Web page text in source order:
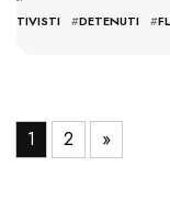
ATTIVISTI
#DETENUTI #
1 2 »